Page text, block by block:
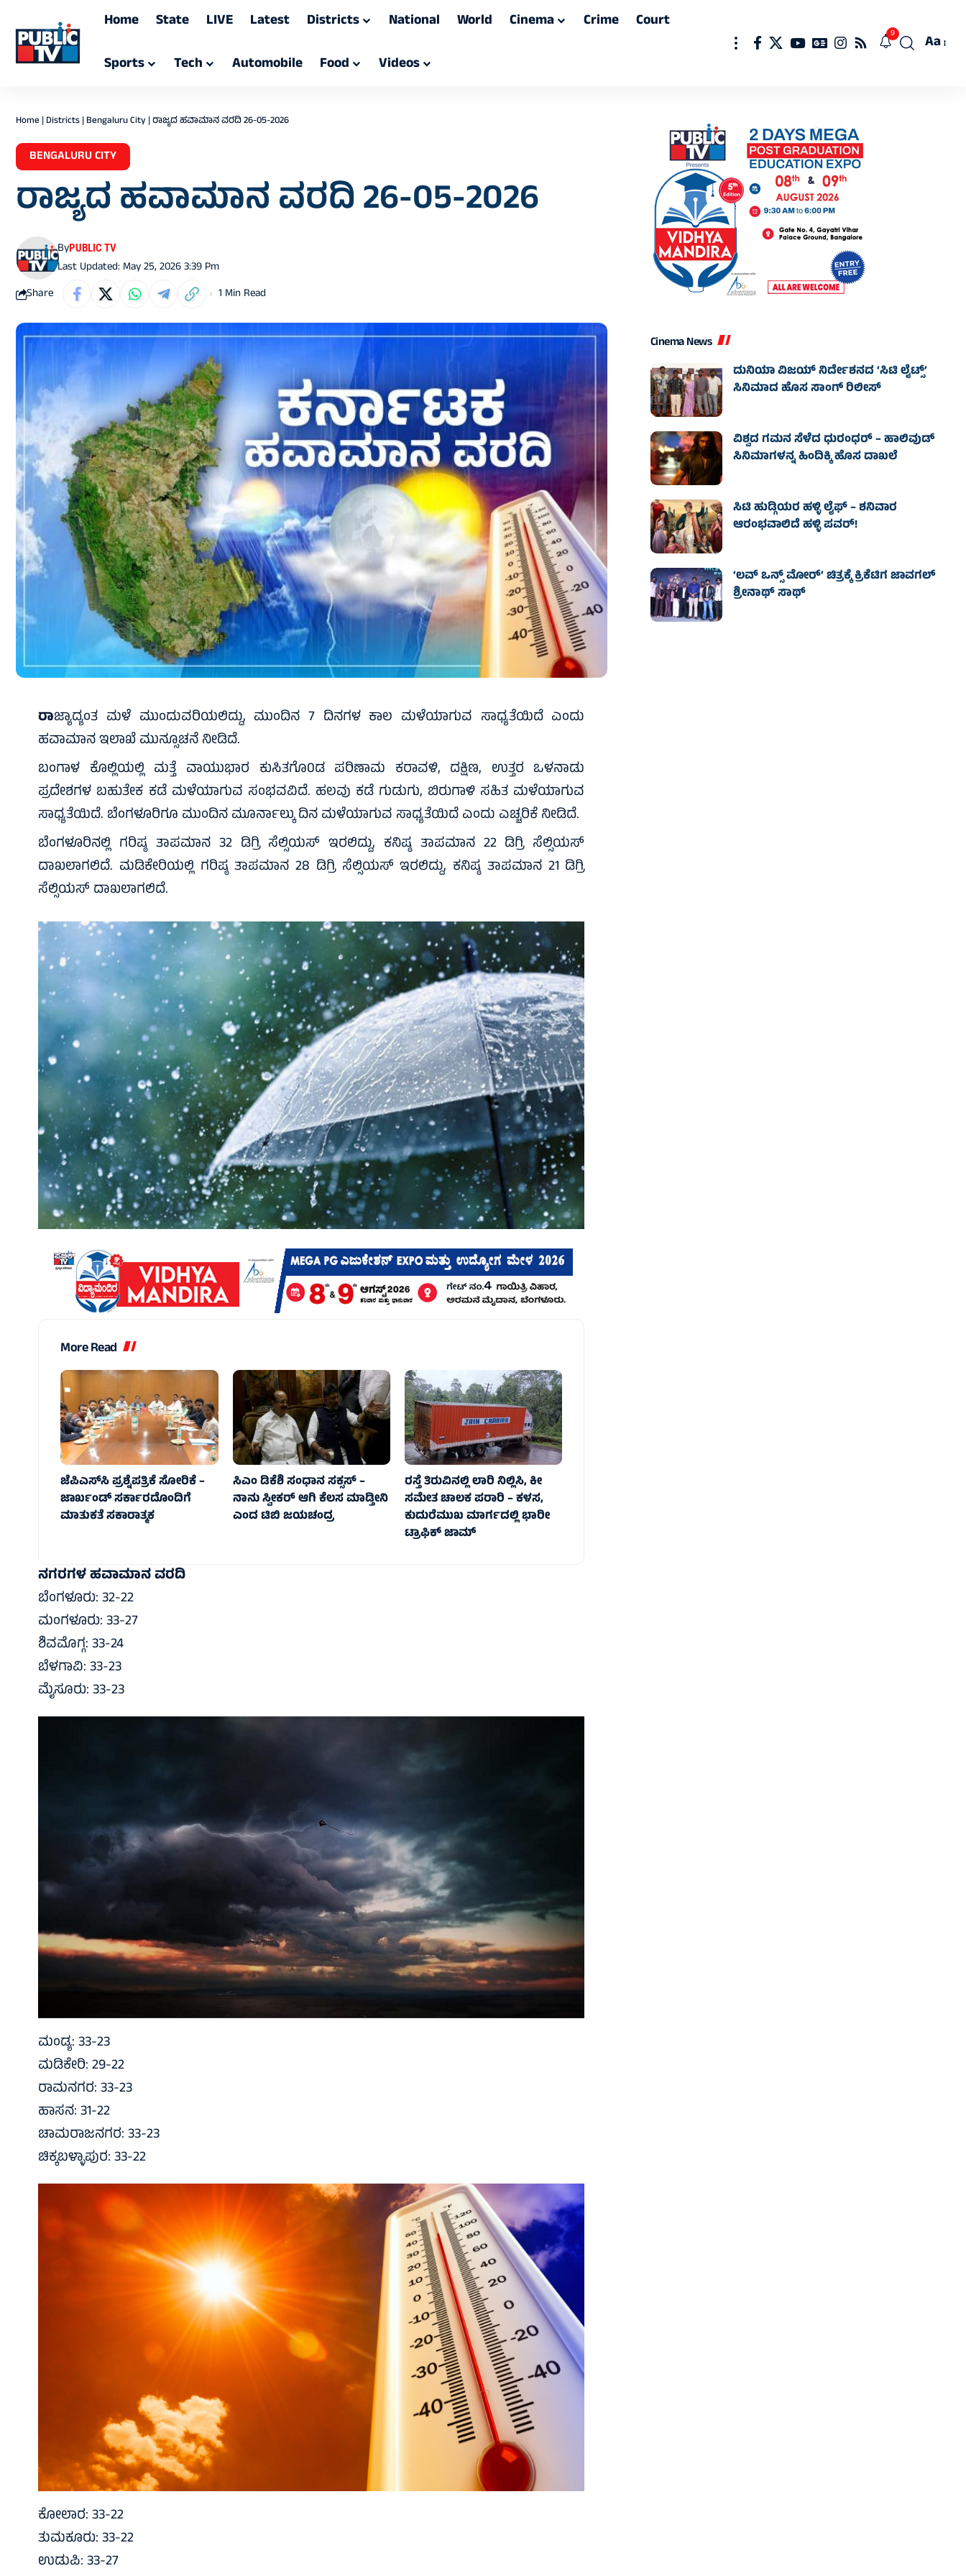
Home State LIVE Latest Districts National World Cinema Crime
Court
Sports
Tech Automobile Food Videos
9
Font
Aa
Home |Districts|Bengaluru City |ರಾಜ್ಯದ ಹವಾಮಾನ ವರದಿ 26-05-2026
BENGALURU CITY
ರಾಜ್ಯದ ಹವಾಮಾನ ವರದಿ 26-05-2026
Last Updated: May 25, 2026 3:39 Pm
ByPUBLIC TV
Share 1 Min Read
ರಾಜ್ಯಾದ್ಯಂತ ಮಳೆ ಮುಂದುವರಿಯಲಿದ್ದು, ಮುಂದಿನ 7 ದಿನಗಳ ಕಾಲ ಮಳೆಯಾಗುವ ಸಾಧ್ಯತೆಯಿದೆ ಎಂದು
ಹವಾಮಾನ ಇಲಾಖೆ ಮುನ್ಸೂಚನೆ ನೀಡಿದೆ.
ಬಂಗಾಳ ಕೊಲ್ಲಿಯಲ್ಲಿ ಮತ್ತೆ ವಾಯುಭಾರ ಕುಸಿತಗೊ0ಡ ಪರಿಣಾಮ ಕರಾವಳಿ, ದಕ್ಷಿಣ, ಉತ್ತರ ಒಳನಾಡು
ಪ್ರದೇಶಗಳ ಬಹುತೇಕ ಕಡೆ ಮಳೆಯಾಗುವ ಸಂಭವವಿದೆ. ಹಲವು ಕಡೆ ಗುಡುಗು, ಬಿರುಗಾಳಿ ಸಹಿತ ಮಳೆಯಾಗುವ
ಸಾಧ್ಯತೆಯಿದೆ. ಬೆಂಗಳೂರಿಗೂ ಮುಂದಿನ ಮೂರ್ನಾಲ್ಕು ದಿನ ಮಳೆಯಾಗುವ ಸಾಧ್ಯತೆಯಿದೆ ಎಂದು ಎಚ್ಚರಿಕೆ ನೀಡಿದೆ.
ಬೆಂಗಳೂರಿನಲ್ಲಿ ಗರಿಷ್ಠ ತಾಪಮಾನ 32 ಡಿಗ್ರಿ ಸೆಲ್ಸಿಯಸ್ ಇರಲಿದ್ದು, ಕನಿಷ್ಠ ತಾಪಮಾನ 22 ಡಿಗ್ರಿ ಸೆಲ್ಸಿಯಸ್
ದಾಖಲಾಗಲಿದೆ. ಮಡಿಕೇರಿಯಲ್ಲಿ ಗರಿಷ್ಠ ತಾಪಮಾನ 28 ಡಿಗ್ರಿ ಸೆಲ್ಸಿಯಸ್ ಇರಲಿದ್ದು, ಕನಿಷ್ಠ ತಾಪಮಾನ 21 ಡಿಗ್ರಿ
ಸೆಲ್ಸಿಯಸ್ ದಾಖಲಾಗಲಿದೆ.
More Read
ಜೆಪಿಎಸ್‌ಸಿ ಪ್ರಶ್ನೆಪತ್ರಿಕೆ ಸೋರಿಕೆ –
ಜಾರ್ಖಂಡ್‌ ಸರ್ಕಾರದೊಂದಿಗೆ
ಮಾತುಕತೆ ಸಕಾರಾತ್ಮಕ
ಸಿಎಂ ಡಿಕೆಶಿ ಸಂಧಾನ ಸಕ್ಸಸ್‌ –
ನಾನು ಸ್ವೀಕರ್ ಆಗಿ ಕೆಲಸ ಮಾಡ್ತೀನಿ
ಎಂದ ಟಿಬಿ ಜಯಚಂದ್ರ
ರಸ್ತೆ ತಿರುವಿನಲ್ಲಿ ಲಾರಿ ನಿಲ್ಲಿಸಿ, ಕೀ
ಸಮೇತ ಚಾಲಕ ಪರಾರಿ – ಕಳಸ,
ಕುದುರೆಮುಖ ಮಾರ್ಗದಲ್ಲಿ‌ ಭಾರೀ
ಟ್ರಾಫಿಕ್‌ ಜಾಮ್
ನಗರಗಳ ಹವಾಮಾನ ವರದಿ
ಬೆಂಗಳೂರು: 32-22
ಮಂಗಳೂರು: 33-27
ಶಿವಮೊಗ್ಗ: 33-24
ಬೆಳಗಾವಿ: 33-23
ಮೈಸೂರು: 33-23
ಮಂಡ್ಯ: 33-23
ಮಡಿಕೇರಿ: 29-22
ರಾಮನಗರ: 33-23
ಹಾಸನ: 31-22
ಚಾಮರಾಜನಗರ: 33-23
ಚಿಕ್ಕಬಳ್ಳಾಪುರ: 33-22
ಕೋಲಾರ: 33-22
ತುಮಕೂರು: 33-22
ಉಡುಪಿ: 33-27
Cinema News
ದುನಿಯಾ ವಿಜಯ್ ನಿರ್ದೇಶನದ ‘ಸಿಟಿ ಲೈಟ್ಸ್’
ಸಿನಿಮಾದ ಹೊಸ ಸಾಂಗ್ ರಿಲೀಸ್
ವಿಶ್ವದ ಗಮನ ಸೆಳೆದ ಧುರಂಧರ್ – ಹಾಲಿವುಡ್‌
ಸಿನಿಮಾಗಳನ್ನ ಹಿಂದಿಕ್ಕಿ ಹೊಸ ದಾಖಲೆ
ಸಿಟಿ ಹುಡ್ಗಿಯರ ಹಳ್ಳಿ ಲೈಫ್‌ – ಶನಿವಾರ
ಆರಂಭವಾಲಿದೆ ಹಳ್ಳಿ ಪವರ್‌!
‘ಲವ್ ಒನ್ಸ್ ಮೋರ್’ ಚಿತ್ರಕ್ಕೆ ಕ್ರಿಕೆಟಿಗ ಜಾವಗಲ್
ಶ್ರೀನಾಥ್ ಸಾಥ್